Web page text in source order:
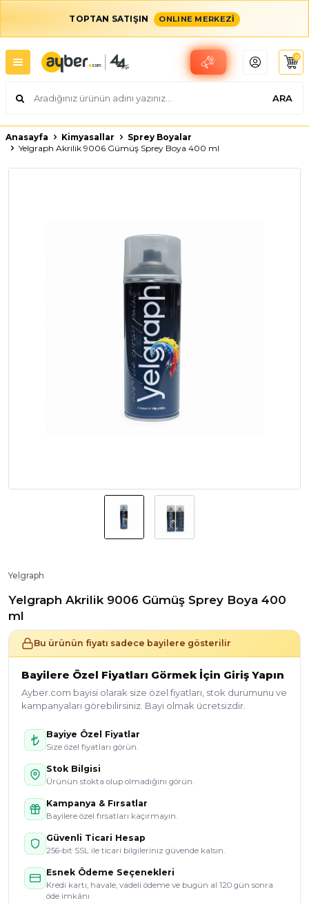
TOPTAN SATIŞIN ONLINE MERKEZİ
ARA
0
Anasayfa Kimyasallar
Sprey Boyalar
Yelgraph Akrilik 9006 Gümüş Sprey Boya 400 ml
Yelgraph
Yelgraph Akrilik 9006 Gümüş Sprey Boya 400
ml
Bu ürünün fiyatı sadece bayilere gösterilir
Bayilere Özel Fiyatları Görmek İçin Giriş Yapın
Ayber.com bayisi olarak size özel fiyatları, stok durumunu ve
kampanyaları görebilirsiniz. Bayi olmak ücretsizdir.
Bayiye Özel Fiyatlar
Size özel fiyatları görün.
Stok Bilgisi
Ürünün stokta olup olmadığını görün.
Kampanya & Fırsatlar
Bayilere özel fırsatları kaçırmayın.
Güvenli Ticari Hesap
256-bit SSL ile ticari bilgileriniz güvende kalsın.
Esnek Ödeme Seçenekleri
Kredi kartı, havale, vadeli ödeme ve bugün al 120 gün sonra
öde imkânı